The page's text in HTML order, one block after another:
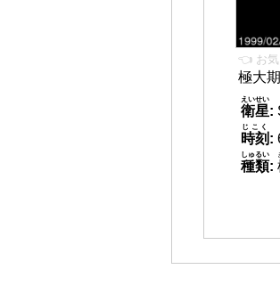
👈 お気
極大
衛星
えいせい
:
時刻
じこく
:
種類
しゅるい
: